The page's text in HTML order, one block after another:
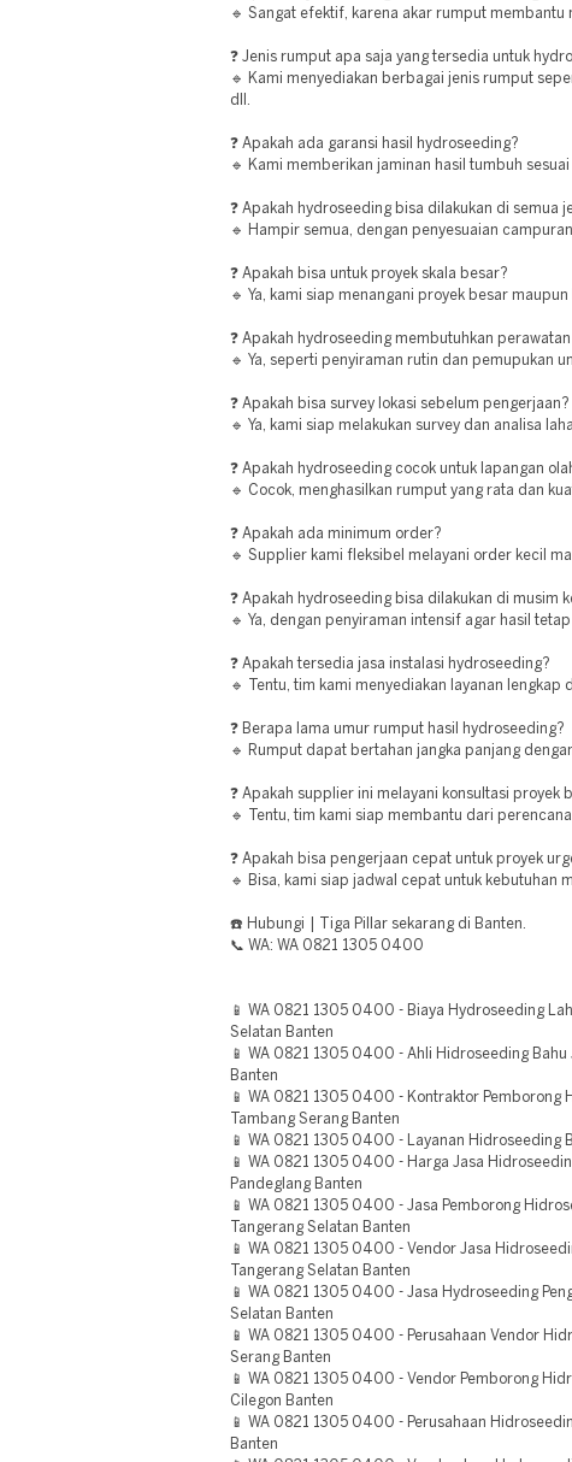
🔹 Sangat efektif, karena akar rumput membantu
❓ Jenis rumput apa saja yang tersedia untuk
🔹 Kami menyediakan berbagai jenis rumput
dll.
❓ Apakah ada garansi hasil hydroseeding?
🔹 Kami memberikan jaminan hasil tumbuh sesuai
❓ Apakah hydroseeding bisa dilakukan di semua
🔹 Hampir semua, dengan penyesuaian campuran
❓ Apakah bisa untuk proyek skala besar?
🔹 Ya, kami siap menangani proyek besar maupun
❓ Apakah hydroseeding membutuhkan perawatan
🔹 Ya, seperti penyiraman rutin dan pemupukan
❓ Apakah bisa survey lokasi sebelum pengerjaan?
🔹 Ya, kami siap melakukan survey dan analisa
❓ Apakah hydroseeding cocok untuk lapangan
🔹 Cocok, menghasilkan rumput yang rata dan
❓ Apakah ada minimum order?
🔹 Supplier kami fleksibel melayani order kecil
❓ Apakah hydroseeding bisa dilakukan di musim
🔹 Ya, dengan penyiraman intensif agar hasil tetap
❓ Apakah tersedia jasa instalasi hydroseeding?
🔹 Tentu, tim kami menyediakan layanan lengkap
❓ Berapa lama umur rumput hasil hydroseeding?
🔹 Rumput dapat bertahan jangka panjang
❓ Apakah supplier ini melayani konsultasi proyek
🔹 Tentu, tim kami siap membantu dari
❓ Apakah bisa pengerjaan cepat untuk proyek
🔹 Bisa, kami siap jadwal cepat untuk kebutuhan
☎️ Hubungi | Tiga Pillar sekarang di Banten.
📞 WA: WA 0821 1305 0400
📱 WA 0821 1305 0400 - Biaya Hydroseeding
Selatan Banten
📱 WA 0821 1305 0400 - Ahli Hidroseeding Bahu
Banten
📱 WA 0821 1305 0400 - Kontraktor Pemborong
Tambang Serang Banten
📱 WA 0821 1305 0400 - Layanan Hidroseeding
📱 WA 0821 1305 0400 - Harga Jasa
Pandeglang Banten
📱 WA 0821 1305 0400 - Jasa Pemborong
Tangerang Selatan Banten
📱 WA 0821 1305 0400 - Vendor Jasa
Tangerang Selatan Banten
📱 WA 0821 1305 0400 - Jasa Hydroseeding
Selatan Banten
📱 WA 0821 1305 0400 - Perusahaan Vendor
Serang Banten
📱 WA 0821 1305 0400 - Vendor Pemborong
Cilegon Banten
📱 WA 0821 1305 0400 - Perusahaan
Banten